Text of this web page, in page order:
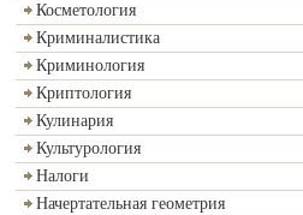
Косметология
Криминалистика
Криминология
Криптология
Кулинария
Культурология
Налоги
Начертательная геометрия